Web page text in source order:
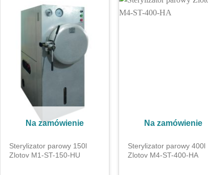
Na zamówienie
Sterylizator parowy 150l
Zlotov M1-ST-150-HU
Na zamówienie
Sterylizator parowy 400l
Zlotov M4-ST-400-HA